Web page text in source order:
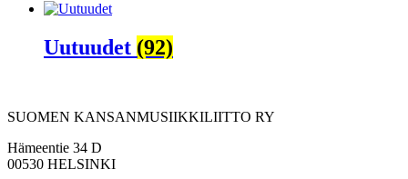
Uutuudet (92)
SUOMEN KANSANMUSIIKKILIITTO RY
Hämeentie 34 D
00530 HELSINKI